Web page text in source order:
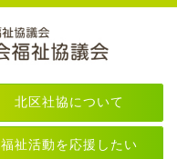
北区社協について
福祉活動を応援したい